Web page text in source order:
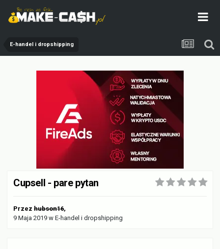
E-handel i dropshipping
Cupsell - pare pytan
Przez hubson16,
9 Maja 2019 w E-handel i dropshipping